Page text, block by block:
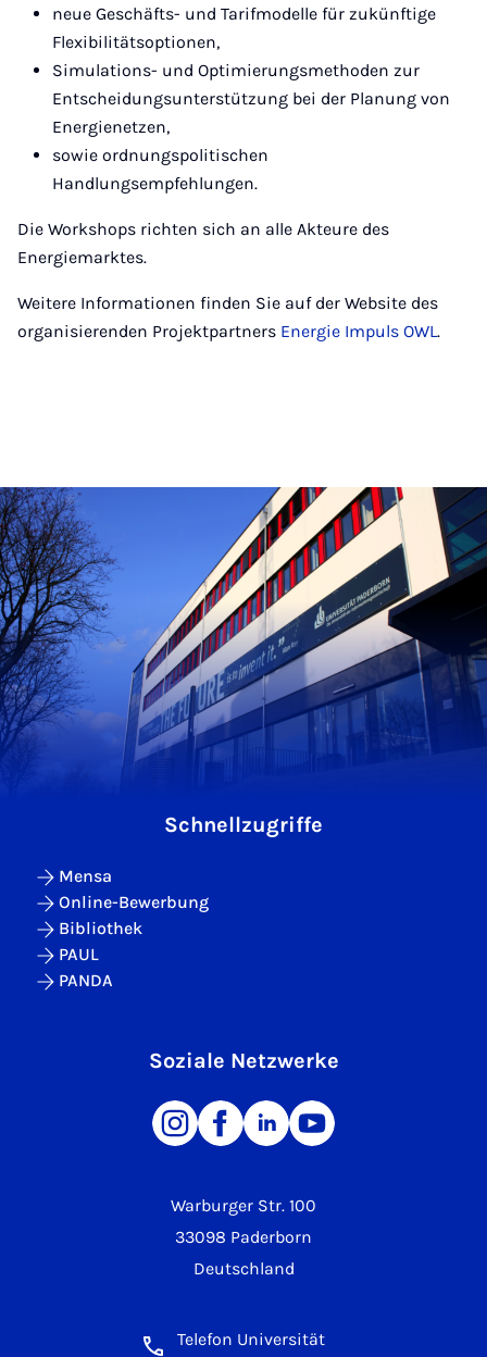
neue Geschäfts- und Tarifmodelle für zukünftige
Flexibilitätsoptionen,
Simulations- und Optimierungsmethoden zur
Entscheidungsunterstützung bei der Planung von
Energienetzen,
sowie ordnungspolitischen
Handlungsempfehlungen.
Die Workshops richten sich an alle Akteure des
Energiemarktes.
Weitere Informationen finden Sie auf der Website des
organisierenden Projektpartners Energie Impuls OWL.
Warburger Str. 100
33098 Paderborn
Deutschland
Telefon Universität
Schnellzugriffe
Mensa
Online-Bewerbung
Bibliothek
PAUL
PANDA
Soziale Netzwerke